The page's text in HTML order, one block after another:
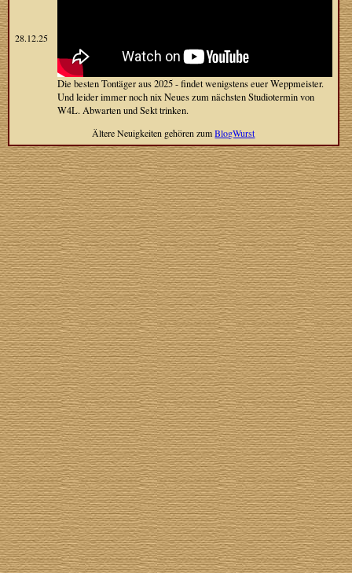
28.12.25
Die besten Tontäger aus 2025 - findet wenigstens euer Weppmeister.
Und leider immer noch nix Neues zum nächsten Studiotermin von
W4L. Abwarten und Sekt trinken.
Ältere Neuigkeiten gehören zumBlogWurst